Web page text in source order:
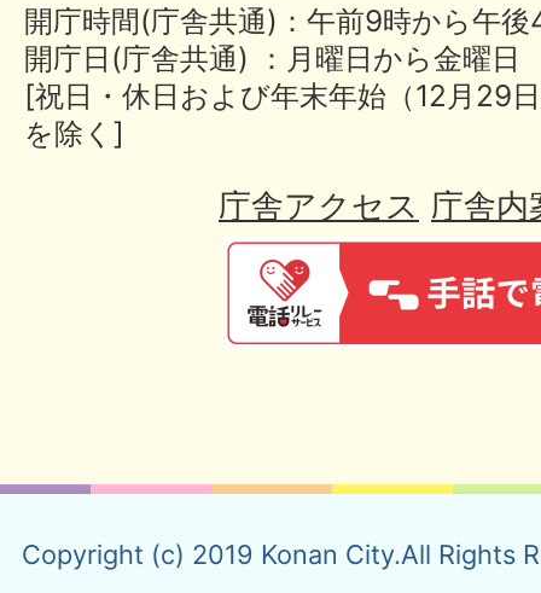
開庁時間(庁舎共通)：午前9時から午
開庁日(庁舎共通) ：月曜日から金曜日
[祝日・休日および年末年始（12月29
を除く]
庁舎アクセス 庁舎内
Copyright (c) 2019 Konan City.All Rights